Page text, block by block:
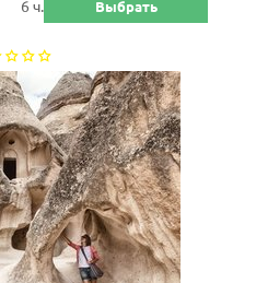
6 ч. Выбрать